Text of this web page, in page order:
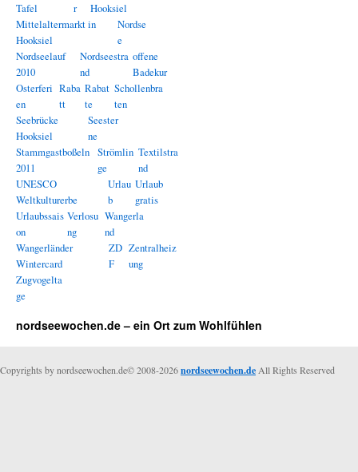
Tafel
r
Hooksiel
Mittelaltermarkt in
Hooksiel
Nordse
e
Nordseelauf
2010
Nordseestra
nd
offene
Badekur
Osterferi
en
Raba
tt
Rabat
te
Schollenbra
ten
Seebrücke
Hooksiel
Seester
ne
Stammgastboßeln
2011
Strömlin
ge
Textilstra
nd
UNESCO
Weltkulturerbe
Urlau
b
Urlaub
gratis
Urlaubssais
on
Verlosu
ng
Wangerla
nd
Wangerländer
Wintercard
ZD
F
Zentralheiz
ung
Zugvogelta
ge
nordseewochen.de – ein Ort zum Wohlfühlen
Copyrights by nordseewochen.de© 2008-2026nordseewochen.de All Rights Reserved